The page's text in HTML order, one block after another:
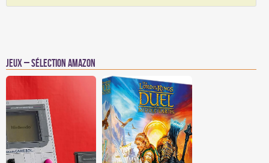
Jeux – Sélection Amazon